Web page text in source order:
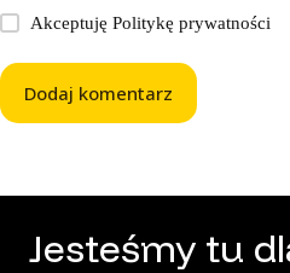
AkceptujęPolitykę prywatności
Dodaj komentarz
Jesteśmy tu